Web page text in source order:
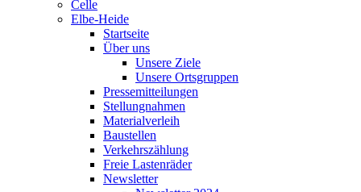
Celle
Elbe-Heide
Startseite
Über uns
Unsere Ziele
Unsere Ortsgruppen
Pressemitteilungen
Stellungnahmen
Materialverleih
Baustellen
Verkehrszählung
Freie Lastenräder
Newsletter